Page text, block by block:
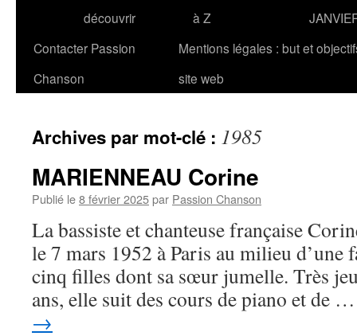
découvrir
à Z
Contacter Passion
Chanson
Mentions légales : but et
site web
Archives par mot-clé : 1985
MARIENNEAU Corine
Publié le8 février 2025par Passion Chanson
La bassiste et chanteuse française
le 7 mars 1952 à Paris au milieu
cinq filles dont sa sœur jumelle. Très
ans, elle suit des cours de piano et de
→